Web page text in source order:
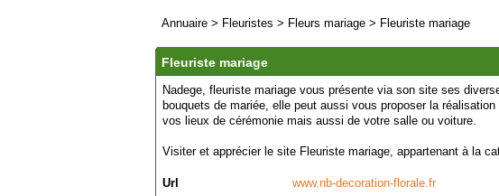
Annuaire > Fleuristes > Fleurs mariage > Fleuriste mariage
Fleuriste mariage
Nadege, fleuriste mariage vous présente via son site ses
bouquets de mariée, elle peut aussi vous proposer la
vos lieux de cérémonie mais aussi de votre salle ou voiture.
Visiter et apprécier le site Fleuriste mariage, appartenant à la
Url
www.nb-decoration-florale.fr